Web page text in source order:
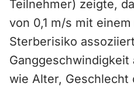
Teilnehmer) zeigte,
von 0,1 m/s mit
Sterberisiko
wie Alter, Geschlecht